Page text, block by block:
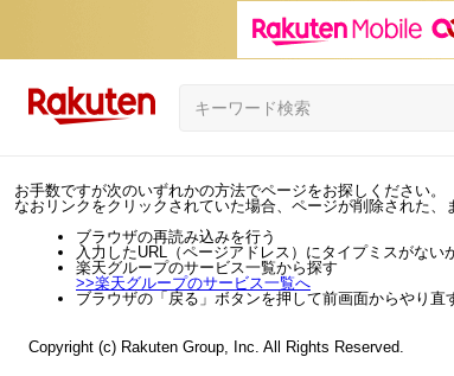
お手数ですが次のいずれかの方法でページをお探しください。
なおリンクをクリックされていた場合、ページが削除された、
ブラウザの再読み込みを行う
入力したURL（ページアドレス）にタイプミスがない
楽天グループのサービス一覧から探す
>>楽天グループのサービス一覧へ
ブラウザの「戻る」ボタンを押して前画面からやり直
Copyright (c) Rakuten Group, Inc. All Rights Reserved.